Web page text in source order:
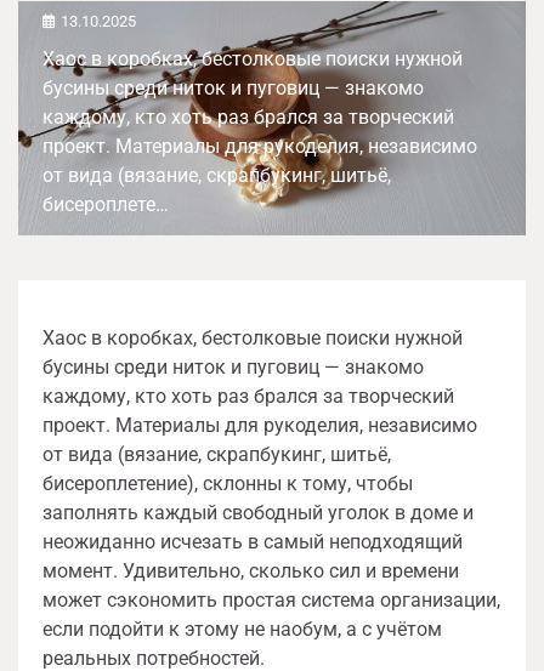
13.10.2025
Хаос в коробках, бестолковые поиски нужной
бусины среди ниток и пуговиц — знакомо
каждому, кто хоть раз брался за творческий
проект. Материалы для рукоделия, независимо
от вида (вязание, скрапбукинг, шитьё,
бисероплете…
Хаос в коробках, бестолковые поиски нужной
бусины среди ниток и пуговиц — знакомо
каждому, кто хоть раз брался за творческий
проект. Материалы для рукоделия, независимо
от вида (вязание, скрапбукинг, шитьё,
бисероплетение), склонны к тому, чтобы
заполнять каждый свободный уголок в доме и
неожиданно исчезать в самый неподходящий
момент. Удивительно, сколько сил и времени
может сэкономить простая система организации,
если подойти к этому не наобум, а с учётом
реальных потребностей.